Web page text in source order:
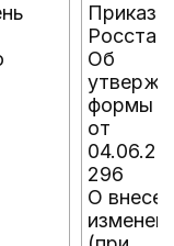
Приказ
Об
формы
от
296
О